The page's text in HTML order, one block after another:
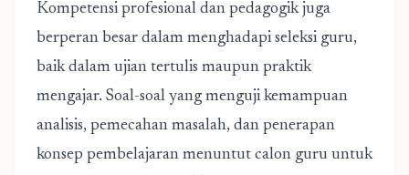
Kompetensi profesional dan pedagogik juga
berperan besar dalam menghadapi seleksi guru,
baik dalam ujian tertulis maupun praktik
mengajar. Soal-soal yang menguji kemampuan
analisis, pemecahan masalah, dan penerapan
konsep pembelajaran menuntut calon guru untuk